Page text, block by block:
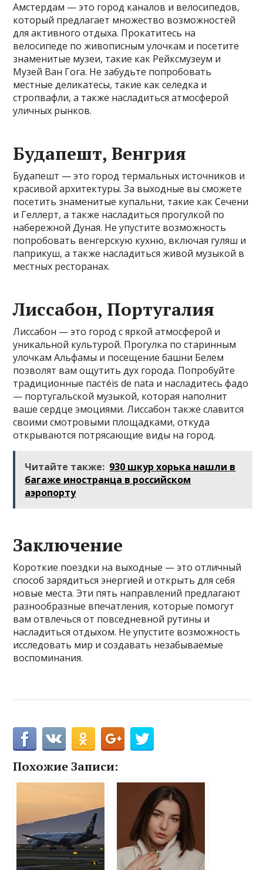
Амстердам — это город каналов и велосипедов,
который предлагает множество возможностей
для активного отдыха. Прокатитесь на
велосипеде по живописным улочкам и посетите
знаменитые музеи, такие как Рейксмузеум и
Музей Ван Гога. Не забудьте попробовать
местные деликатесы, такие как селедка и
стропвафли, а также насладиться атмосферой
уличных рынков.
Будапешт, Венгрия
Будапешт — это город термальных источников и
красивой архитектуры. За выходные вы сможете
посетить знаменитые купальни, такие как Сечени
и Геллерт, а также насладиться прогулкой по
набережной Дуная. Не упустите возможность
попробовать венгерскую кухню, включая гуляш и
паприкуш, а также насладиться живой музыкой в
местных ресторанах.
Лиссабон, Португалия
Лиссабон — это город с яркой атмосферой и
уникальной культурой. Прогулка по старинным
улочкам Альфамы и посещение башни Белем
позволят вам ощутить дух города. Попробуйте
традиционные пастéis de nata и насладитесь фадо
— португальской музыкой, которая наполнит
ваше сердце эмоциями. Лиссабон также славится
своими смотровыми площадками, откуда
открываются потрясающие виды на город.
Читайте также: 930 шкур хорька нашли в
багаже иностранца в российском
аэропорту
Заключение
Короткие поездки на выходные — это отличный
способ зарядиться энергией и открыть для себя
новые места. Эти пять направлений предлагают
разнообразные впечатления, которые помогут
вам отвлечься от повседневной рутины и
насладиться отдыхом. Не упустите возможность
исследовать мир и создавать незабываемые
воспоминания.
Похожие Записи: